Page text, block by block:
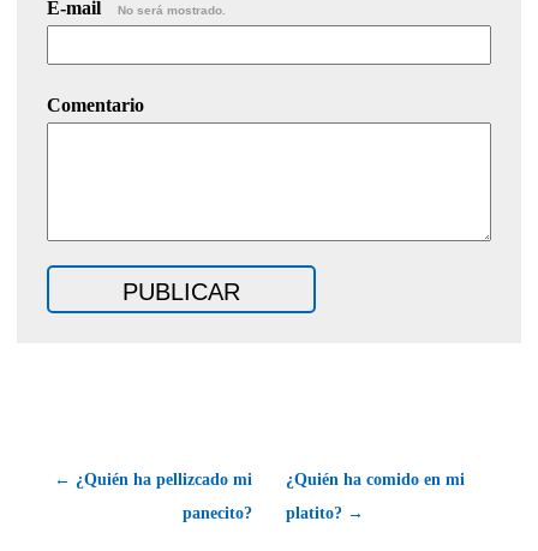
E-mail No será mostrado.
Comentario
← ¿Quién ha pellizcado mi
panecito?
¿Quién ha comido en mi
platito? →